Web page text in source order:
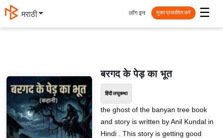
मराठी ☰
लॉग इन मुक्त प्रकाशित करें
बरगद के पेड़ का भूत
हिंदी लघुकथा
the ghost of the banyan tree book
and story is written by Anil Kundal in
Hindi . This story is getting good